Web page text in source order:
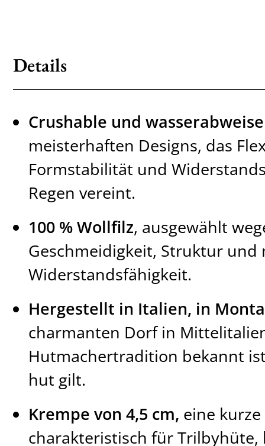
Details
Crushable und
meisterhaften Designs, das
Formstabilität und
Regen vereint.
100 % Wollfilz, ausgewählt
Geschmeidigkeit, Struktur
Widerstandsfähigkeit.
Hergestellt in Italien, in
charmanten Dorf in
Hutmachertradition bekannt
hut gilt.
Krempe von 4,5 cm, eine
charakteristisch für Trilbyhüte,